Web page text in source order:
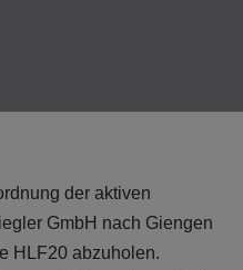
der aktiven
GmbH nach Giengen
HLF20 abzuholen.